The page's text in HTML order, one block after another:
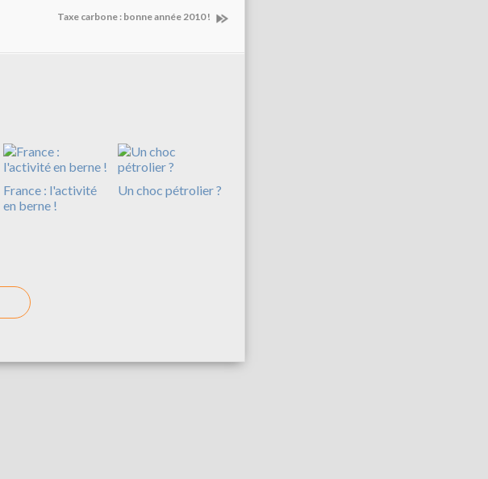
Taxe carbone : bonne année 2010 !
France : l'activité
en berne !
Un choc pétrolier ?